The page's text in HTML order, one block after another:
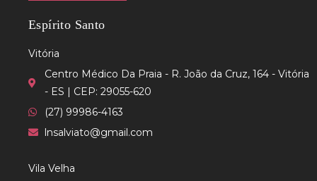
Espírito Santo
Vitória
Centro Médico Da Praia - R. João da Cruz, 164 - Vitória
- ES | CEP: 29055-620
(27) 99986-4163
lnsalviato@gmail.com
Vila Velha